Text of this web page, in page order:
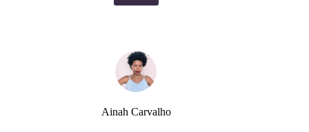
Ainah Carvalho